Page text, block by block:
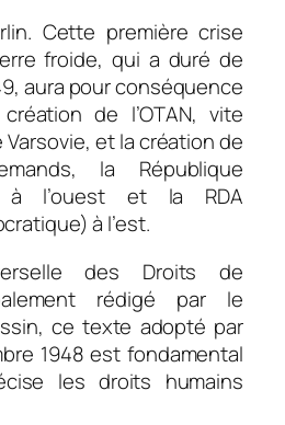
Cette première crise
froide, qui a duré de
aura pour conséquence
de l’OTAN, vite
et la création de
la République
à l’ouest et la RDA
à l’est.
des Droits de
rédigé par le
ce texte adopté par
1948 est fondamental
les droits humains